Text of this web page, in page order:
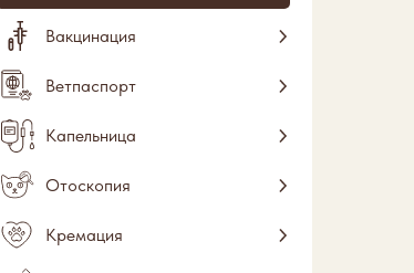
Вакцинация
Ветпаспорт
Капельница
Отоскопия
Кремация